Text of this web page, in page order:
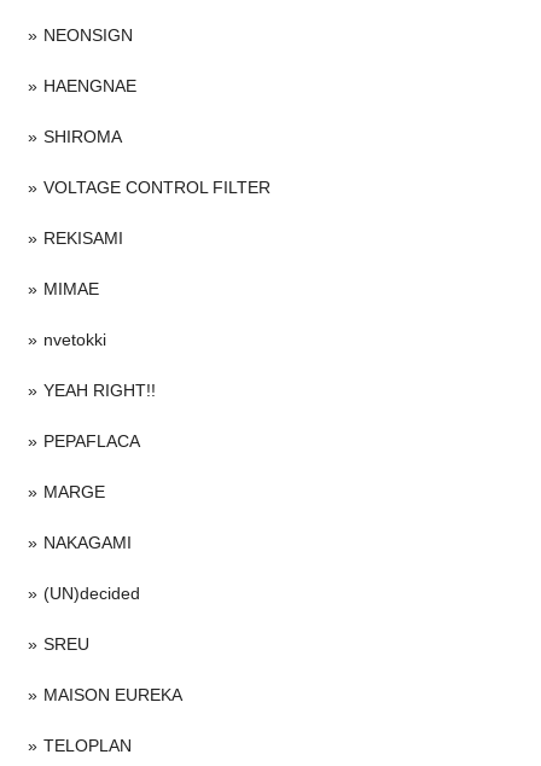
NEONSIGN
HAENGNAE
SHIROMA
VOLTAGE CONTROL FILTER
REKISAMI
MIMAE
nvetokki
YEAH RIGHT!!
PEPAFLACA
MARGE
NAKAGAMI
(UN)decided
SREU
MAISON EUREKA
TELOPLAN